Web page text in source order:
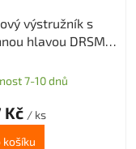
výstružník s
hlavou DRSMN
7-10 dnů
Kč / ks
košíku